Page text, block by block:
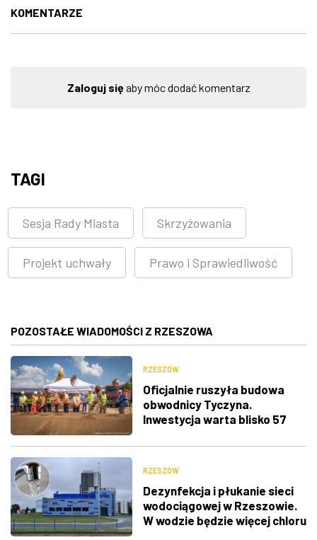
KOMENTARZE
Zaloguj sięaby móc dodać komentarz
TAGI
Sesja Rady Miasta Skrzyżowania
Projekt uchwały Prawo i Sprawiedliwość
POZOSTAŁE WIADOMOŚCI Z RZESZOWA
RZESZÓW
Oficjalnie ruszyła budowa
obwodnicy Tyczyna.
Inwestycja warta blisko 57
RZESZÓW
Dezynfekcja i płukanie sieci
wodociągowej w Rzeszowie.
W wodzie będzie więcej chloru